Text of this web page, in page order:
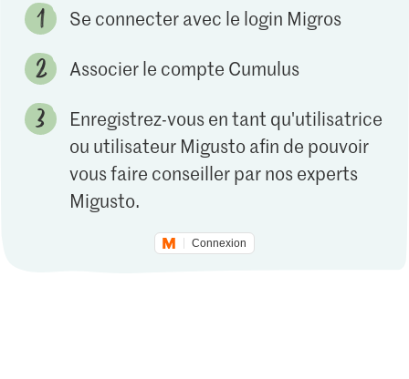
Se connecter avec le login Migros
Associer le compte Cumulus
Enregistrez-vous en tant qu'utilisatrice
ou utilisateur Migusto afin de pouvoir
vous faire conseiller par nos experts
Migusto.
Connexion